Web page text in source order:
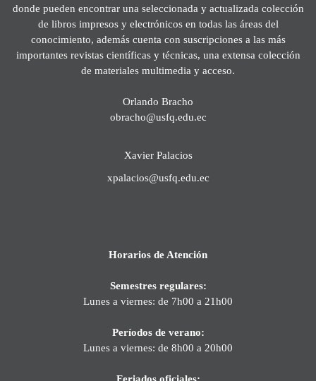
donde pueden encontrar una seleccionada y actualizada colección
de libros impresos y electrónicos en todas las áreas del
conocimiento, además cuenta con suscripciones a las más
importantes revistas científicas y técnicas, una extensa colección
de materiales multimedia y acceso.
Orlando Bracho
obracho@usfq.edu.ec
Xavier Palacios
xpalacios@usfq.edu.ec
Horarios de Atención
Semestres regulares:
Lunes a viernes: de 7h00 a 21h00
Períodos de verano:
Lunes a viernes: de 8h00 a 20h00
Feriados oficiales: